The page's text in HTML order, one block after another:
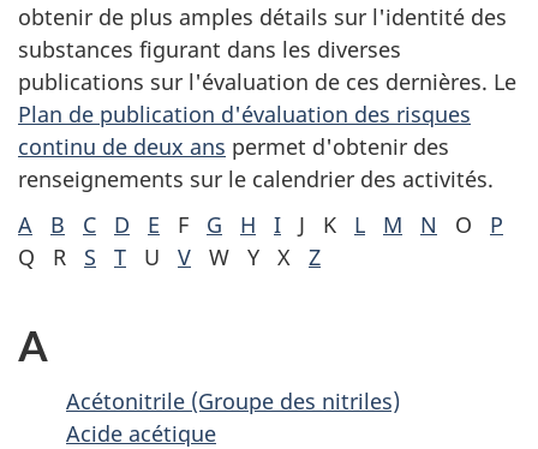
obtenir de plus amples détails sur l'identité des
substances figurant dans les diverses
publications sur l'évaluation de ces dernières. Le
Plan de publication d'évaluation des risques
continu de deux ans permet d'obtenir des
renseignements sur le calendrier des activités.
A
B C D E F G H I J K L M N O
P
Q
R S T U V W Y X Z
A
Acétonitrile (Groupe des nitriles)
Acide acétique